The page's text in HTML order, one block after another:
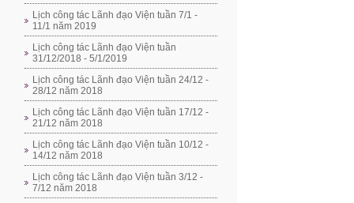
Lịch công tác Lãnh đạo Viện tuần 7/1 -
11/1 năm 2019
Lịch công tác Lãnh đạo Viện tuần
31/12/2018 - 5/1/2019
Lịch công tác Lãnh đạo Viện tuần 24/12 -
28/12 năm 2018
Lịch công tác Lãnh đạo Viện tuần 17/12 -
21/12 năm 2018
Lịch công tác Lãnh đạo Viện tuần 10/12 -
14/12 năm 2018
Lịch công tác Lãnh đạo Viện tuần 3/12 -
7/12 năm 2018